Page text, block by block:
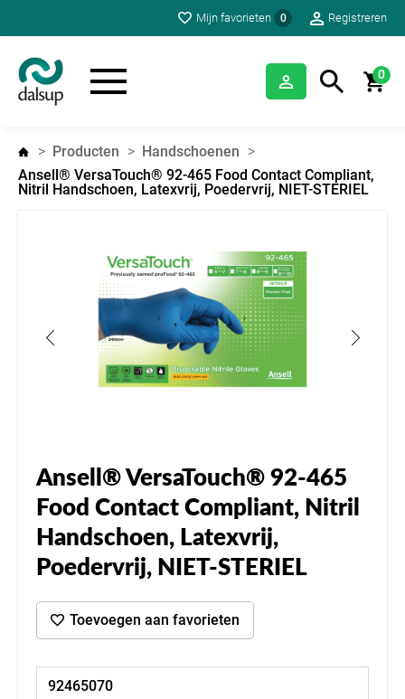
Mijn favorieten 0 Registreren
0
Producten
Handschoenen
Ansell® VersaTouch® 92-465 Food Contact Compliant,
Nitril Handschoen, Latexvrij, Poedervrij, NIET-STERIEL
Ansell® VersaTouch® 92-465
Food Contact Compliant, Nitril
Handschoen, Latexvrij,
Poedervrij, NIET-STERIEL
Toevoegen aan favorieten
92465070